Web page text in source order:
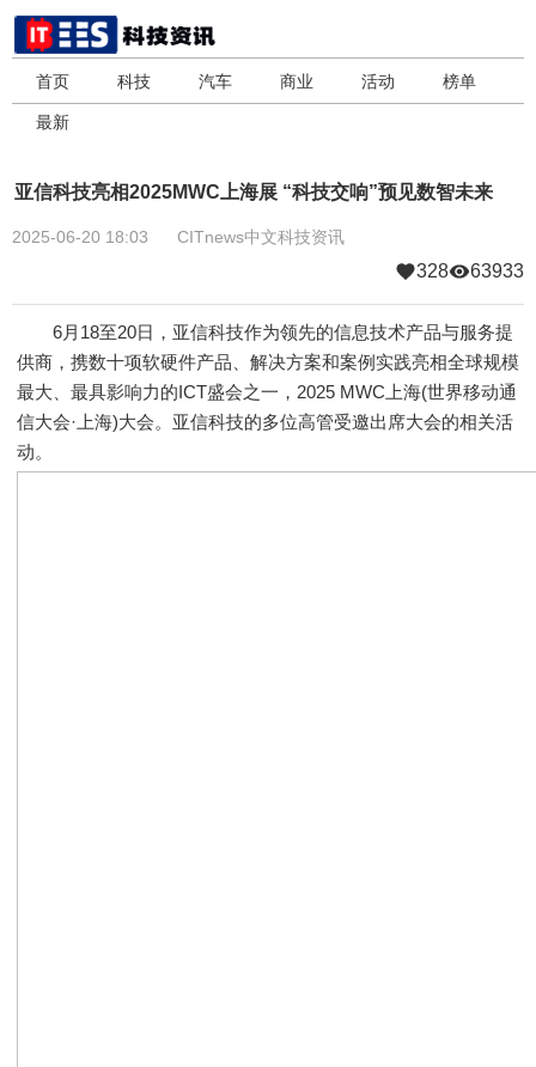
首页 科技 汽车 商业 活动 榜单
最新
亚信科技亮相2025MWC上海展 “科技交响”预见数智未来
2025-06-20 18:03 CITnews中文科技资讯
328 63933
6月18至20日，亚信科技作为领先的信息技术产品与服务提
供商，携数十项软硬件产品、解决方案和案例实践亮相全球规模
最大、最具影响力的ICT盛会之一，2025 MWC上海(世界移动通
信大会·上海)大会。亚信科技的多位高管受邀出席大会的相关活
动。